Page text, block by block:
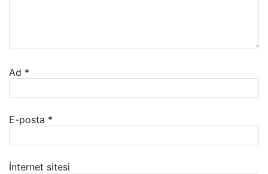
Ad *
E-posta *
İnternet sitesi